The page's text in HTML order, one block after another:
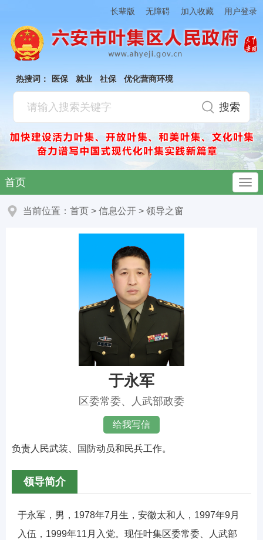
长辈版 无障碍 加入收藏 用户登录
热搜词： 医保 就业 社保 优化营商环境
首页
当前位置： 首页 > 信息公开 > 领导之窗
于永军
区委常委、人武部政委
给我写信
负责人民武装、国防动员和民兵工作。
领导简介
于永军，男，1978年7月生，安徽太和人，1997年9月
入伍，1999年11月入党。现任叶集区委常委、人武部